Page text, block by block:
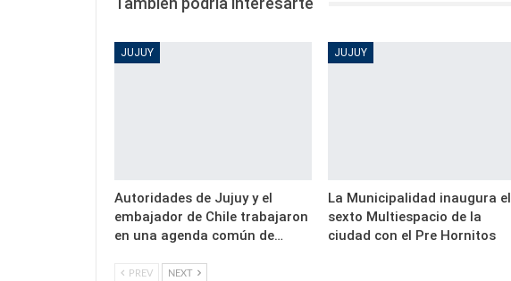
JUJUY
Autoridades de Jujuy y el
embajador de Chile trabajaron
en una agenda común de…
JUJUY
La Municipalidad inaugura el
sexto Multiespacio de la
ciudad con el Pre Hornitos
PREV NEXT